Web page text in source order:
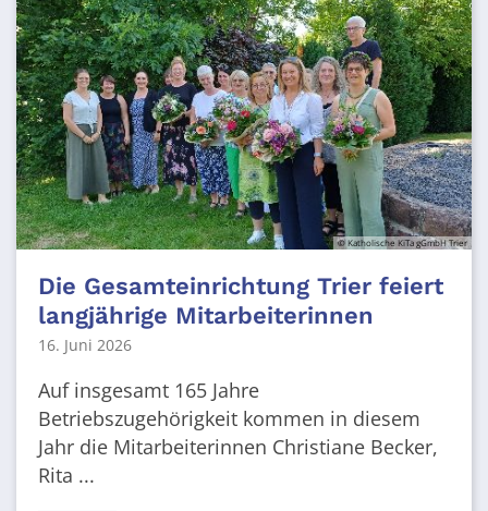
© Katholische KiTa gGmbH Trier
Die Gesamteinrichtung Trier feiert
langjährige Mitarbeiterinnen
16. Juni 2026
Auf insgesamt 165 Jahre
Betriebszugehörigkeit kommen in diesem
Jahr die Mitarbeiterinnen Christiane Becker,
Rita ...